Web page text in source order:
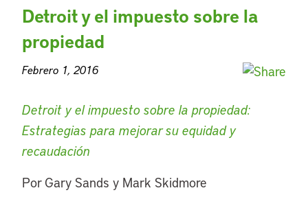
Detroit y el impuesto sobre la
propiedad
Febrero 1, 2016
Detroit y el impuesto sobre la propiedad:
Estrategias para mejorar su equidad y
recaudación
Por Gary Sands y Mark Skidmore